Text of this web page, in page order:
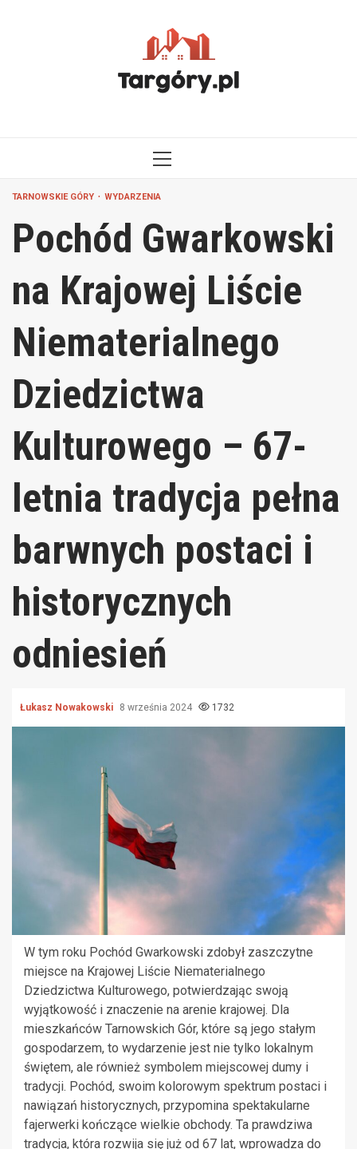
MENU
TARNOWSKIE GÓRY WYDARZENIA
Pochód Gwarkowski
na Krajowej Liście
Niematerialnego
Dziedzictwa
Kulturowego – 67-
letnia tradycja pełna
barwnych postaci i
historycznych
odniesień
Łukasz Nowakowski 8 września 2024 1732
W tym roku Pochód Gwarkowski zdobył zaszczytne
miejsce na Krajowej Liście Niematerialnego
Dziedzictwa Kulturowego, potwierdzając swoją
wyjątkowość i znaczenie na arenie krajowej. Dla
mieszkańców Tarnowskich Gór, które są jego stałym
gospodarzem, to wydarzenie jest nie tylko lokalnym
świętem, ale również symbolem miejscowej dumy i
tradycji. Pochód, swoim kolorowym spektrum postaci i
nawiązań historycznych, przypomina spektakularne
fajerwerki kończące wielkie obchody. Ta prawdziwa
tradycja, która rozwija się już od 67 lat, wprowadza do